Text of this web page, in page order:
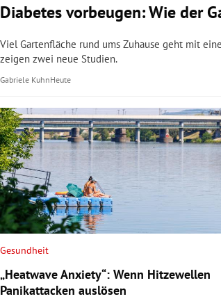
Diabetes vorbeugen: Wie der
Viel Gartenfläche rund ums Zuhause geht mit
zeigen zwei neue Studien.
Gabriele KuhnHeute
Gesundheit
„Heatwave Anxiety“: Wenn Hitzewellen
Panikattacken auslösen